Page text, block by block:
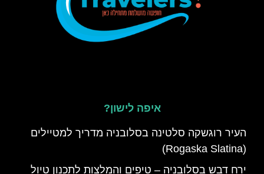
איפה לישון?
העיר רוגשקה סלטינה בסלובניה מדריך למטיילים
(Rogaska Slatina)
ירח דבש בסלובניה – טיפים והמלצות לתכנון טיול